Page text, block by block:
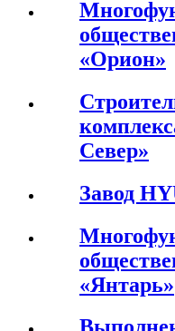
«Орион»
Север»
Завод
«Янтарь»